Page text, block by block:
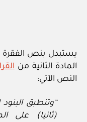
يستبدل بنص الفقرة
المادة الثانية من
النص الآتي:
“وتنطبق
(ثانيا) على